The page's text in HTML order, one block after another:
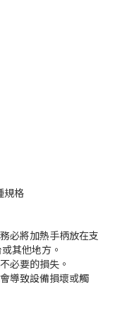
規格
必將加熱手柄放在支
其他地方。
必要的損失。
導致設備損壞或觸